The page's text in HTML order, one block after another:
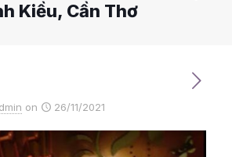
Kiều, Cần Thơ
on 26/11/2021